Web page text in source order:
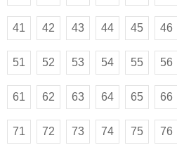
41 42 43 44 45 46
51 52 53 54 55 56
61 62 63 64 65 66
71 72 73 74 75 76